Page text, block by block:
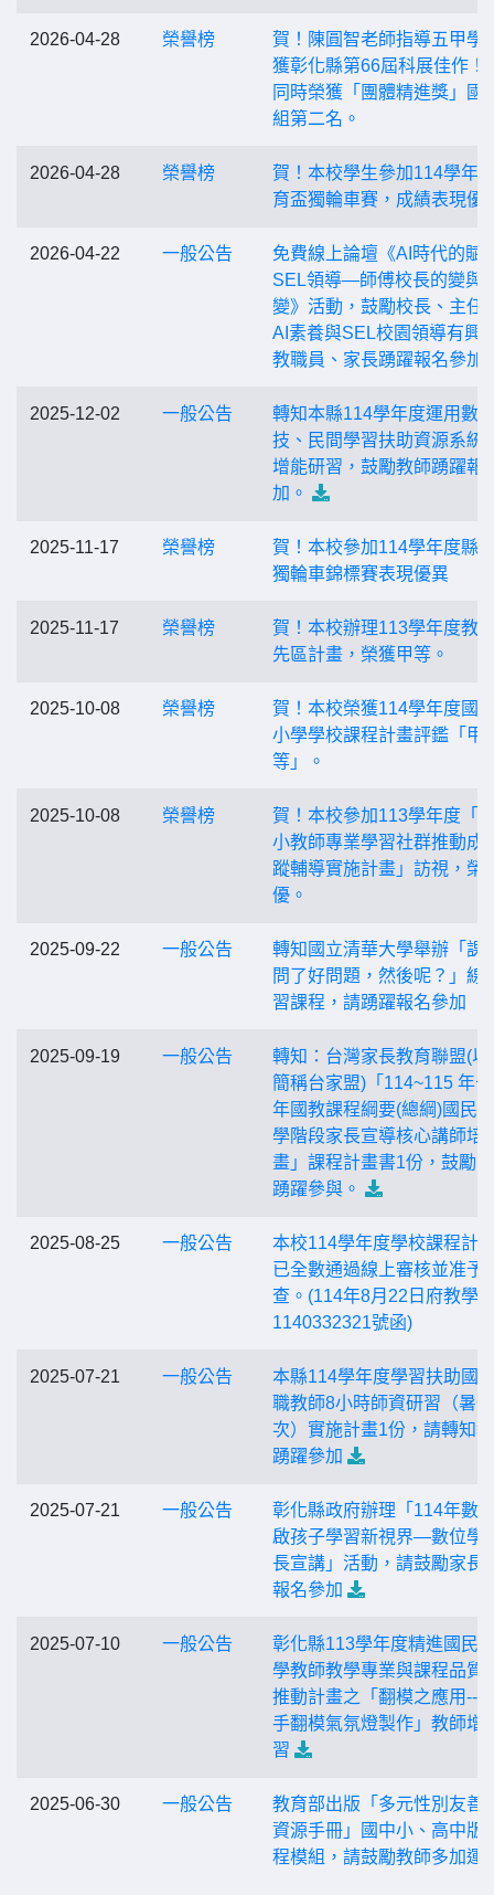
2026-04-28 榮譽榜
賀！陳圓智老師指導五甲學
獲彰化縣第66屆科展佳作！
同時榮獲「團體精進獎」國
組第二名。
2026-04-28 榮譽榜
賀！本校學生參加114學年
育盃獨輪車賽，成績表現優
2026-04-22 一般公告
免費線上論壇《AI時代的賦
SEL領導—師傅校長的變與
變》活動，鼓勵校長、主任
AI素養與SEL校園領導有興
教職員、家長踴躍報名參加
2025-12-02 一般公告
轉知本縣114學年度運用數
技、民間學習扶助資源系統
增能研習，鼓勵教師踴躍報
加。
2025-11-17 榮譽榜
賀！本校參加114學年度縣
獨輪車錦標賽表現優異
2025-11-17 榮譽榜
賀！本校辦理113學年度教
先區計畫，榮獲甲等。
2025-10-08 榮譽榜
賀！本校榮獲114學年度國
小學學校課程計畫評鑑「甲
等」。
2025-10-08 榮譽榜
賀！本校參加113學年度「
小教師專業學習社群推動成
蹤輔導實施計畫」訪視，榮
優。
2025-09-22 一般公告
轉知國立清華大學舉辦「課
問了好問題，然後呢？」線
習課程，請踴躍報名參加
2025-09-19 一般公告
轉知：台灣家長教育聯盟(以
簡稱台家盟)「114~115 年
年國教課程綱要(總綱)國民
學階段家長宣導核心講師培
畫」課程計畫書1份，鼓勵
踴躍參與。
2025-08-25 一般公告
本校114學年度學校課程計
已全數通過線上審核並准予
查。(114年8月22日府教學
1140332321號函)
2025-07-21 一般公告
本縣114學年度學習扶助國
職教師8小時師資研習（暑
次）實施計畫1份，請轉知
踴躍參加
2025-07-21 一般公告
彰化縣政府辦理「114年數
啟孩子學習新視界—數位學
長宣講」活動，請鼓勵家長
報名參加
2025-07-10 一般公告
彰化縣113學年度精進國民
學教師教學專業與課程品質
推動計畫之「翻模之應用--
手翻模氣氛燈製作」教師增
習
2025-06-30 一般公告
教育部出版「多元性別友善
資源手冊」國中小、高中版
程模組，請鼓勵教師多加運